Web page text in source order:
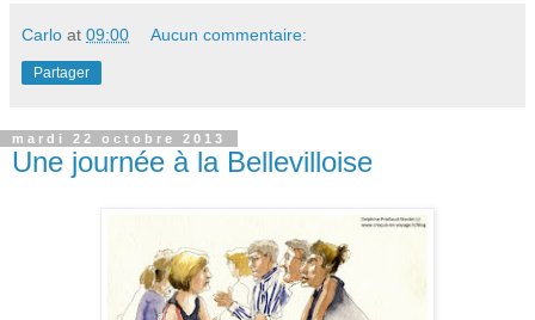
Carlo at 09:00 Aucun commentaire:
Partager
mardi 22 octobre 2013
Une journée à la Bellevilloise